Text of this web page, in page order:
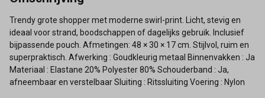
Trendy grote shopper met moderne swirl-print. Licht, stevig en
ideaal voor strand, boodschappen of dagelijks gebruik. Inclusief
bijpassende pouch. Afmetingen: 48 × 30 × 17 cm. Stijlvol, ruim en
superpraktisch. Afwerking : Goudkleurig metaal Binnenvakken : Ja
Materiaal : Elastane 20% Polyester 80% Schouderband : Ja,
afneembaar en verstelbaar Sluiting : Ritssluiting Voering : Nylon